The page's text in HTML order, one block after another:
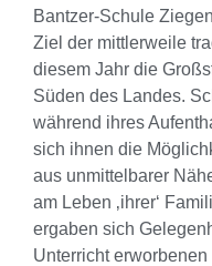
Bantzer-Schule
Ziel der mittlerweile
diesem Jahr die
Süden des Landes.
während ihres
sich ihnen die
aus unmittelbarer
am Leben ‚ihrer‘
ergaben sich
Unterricht